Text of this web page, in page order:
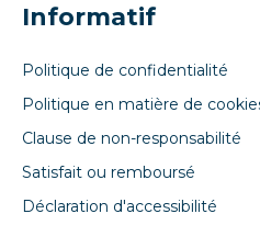
Informatif
Politique de confidentialité
Politique en matière de
Clause de non-responsabilité
Satisfait ou remboursé
Déclaration d'accessibilité